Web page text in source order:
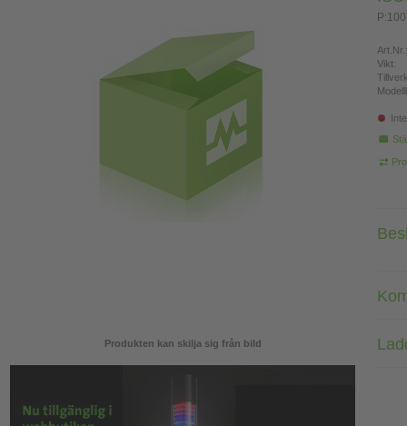
Produkten kan skilja sig från bild
Art.Nr.:
Vikt: